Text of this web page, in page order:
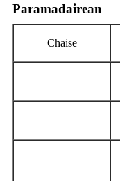
Paramadairean
Chaise